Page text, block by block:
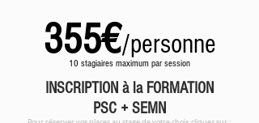
355€/personne
10 stagiaires maximum par session
INSCRIPTION à la FORMATION
PSC + SEMN